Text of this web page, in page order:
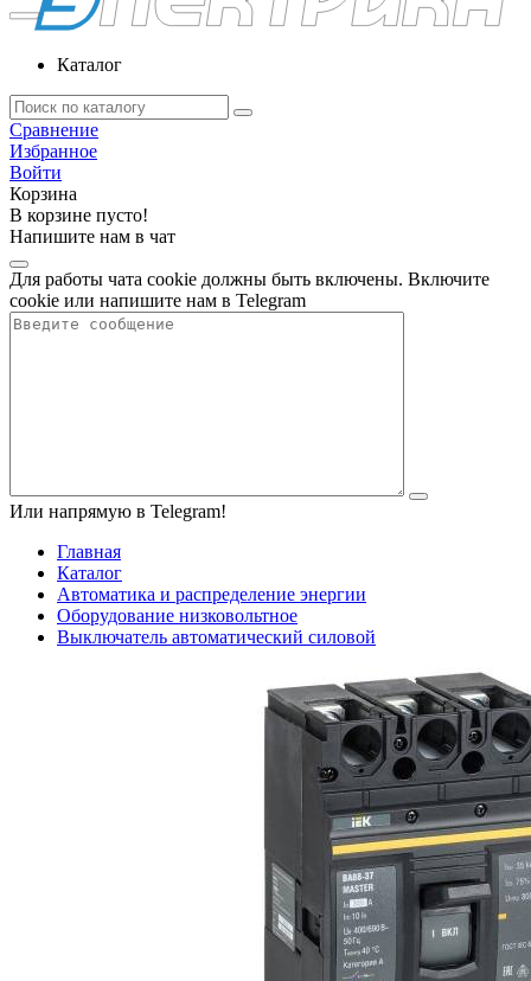
Каталог
Сравнение
Избранное
Войти
Корзина
В корзине пусто!
Напишите нам в чат
Для работы чата cookie должны быть включены. Включите
cookie или напишите нам в Telegram
Или напрямую в Telegram!
Главная
Каталог
Автоматика и распределение энергии
Оборудование низковольтное
Выключатель автоматический силовой